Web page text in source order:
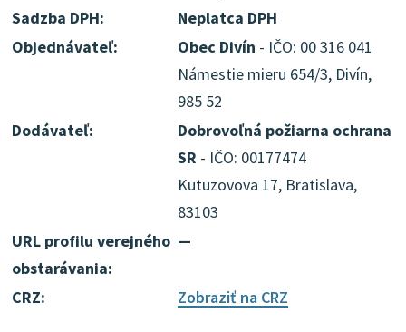
Sadzba DPH:
Neplatca DPH
Objednávateľ:
Obec Divín - IČO: 00 316 041
Námestie mieru 654/3, Divín,
985 52
Dodávateľ:
Dobrovoľná požiarna ochrana
SR - IČO: 00177474
Kutuzovova 17, Bratislava,
83103
URL profilu verejného
obstarávania:
—
CRZ: Zobraziť na CRZ